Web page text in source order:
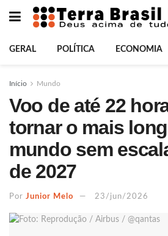
GERAL POLÍTICA ECONOMIA
Início Mundo
Voo de até 22
tornar o mais
mundo sem
de 2027
Por Junior Melo 23/jun/2026